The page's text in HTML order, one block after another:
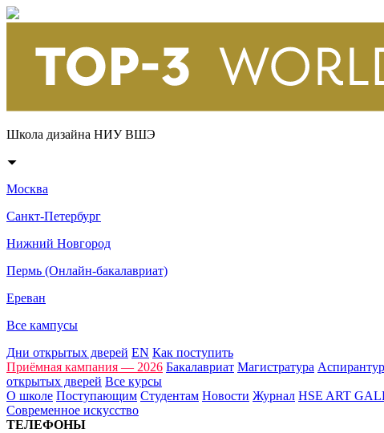
Школа дизайна НИУ ВШЭ
Москва
Санкт-Петербург
Нижний Новгород
Пермь (Онлайн-бакалавриат)
Ереван
Все кампусы
Дни открытых дверей EN Как поступить
Приёмная кампания — 2026 Бакалавриат Магистратура
открытых дверей Все курсы
О школе Поступающим Студентам Новости Журнал HSE ART
Современное искусство
ТЕЛЕФОНЫ